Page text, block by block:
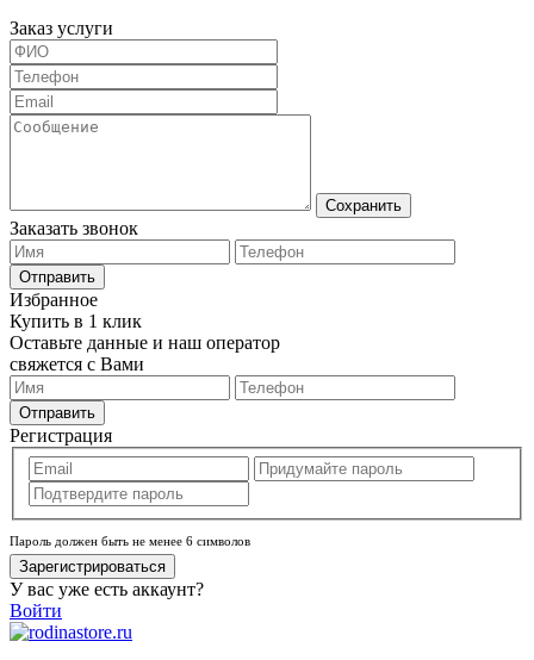
Заказ услуги
Сохранить
Заказать звонок
Отправить
Избранное
Купить в 1 клик
Оставьте данные и наш оператор
свяжется с Вами
Отправить
Регистрация
Пароль должен быть не менее 6 символов
Зарегистрироваться
У вас уже есть аккаунт?
Войти